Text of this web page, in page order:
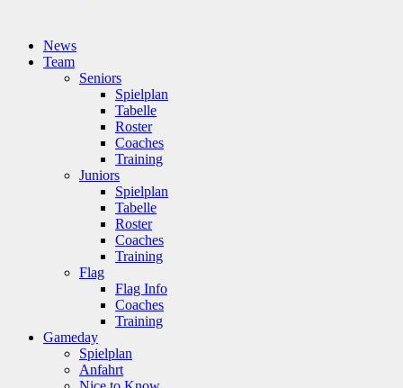
News
Team
Seniors
Spielplan
Tabelle
Roster
Coaches
Training
Juniors
Spielplan
Tabelle
Roster
Coaches
Training
Flag
Flag Info
Coaches
Training
Gameday
Spielplan
Anfahrt